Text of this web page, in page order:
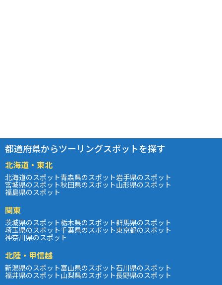
都道府県からツーリングスポットを探す
北海道・東北
北海道のスポット青森県のスポット岩手県のスポット
宮城県のスポット秋田県のスポット山形県のスポット
福島県のスポット
関東
茨城県のスポット栃木県のスポット群馬県のスポット
埼玉県のスポット千葉県のスポット東京都のスポット
神奈川県のスポット
北陸・甲信越
新潟県のスポット富山県のスポット石川県のスポット
福井県のスポット山梨県のスポット長野県のスポット